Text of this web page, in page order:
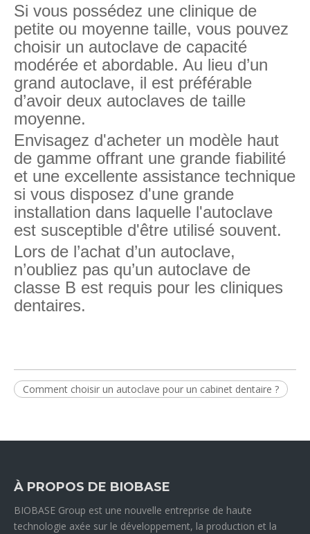
Si vous possédez une clinique de
petite ou moyenne taille, vous pouvez
choisir un autoclave de capacité
modérée et abordable. Au lieu d’un
grand autoclave, il est préférable
d’avoir deux autoclaves de taille
moyenne.
Envisagez d'acheter un modèle haut
de gamme offrant une grande fiabilité
et une excellente assistance technique
si vous disposez d'une grande
installation dans laquelle l'autoclave
est susceptible d'être utilisé souvent.
Lors de l’achat d’un autoclave,
n’oubliez pas qu’un autoclave de
classe B est requis pour les cliniques
dentaires.
Comment choisir un autoclave pour un cabinet dentaire ?
À PROPOS DE BIOBASE
BIOBASE Group est une nouvelle entreprise de haute
technologie axée sur le développement, la production et la